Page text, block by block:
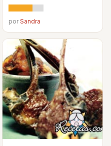
porSandra